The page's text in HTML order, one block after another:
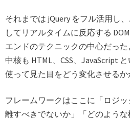
それまでは jQuery をフル活用し
してリアルタイムに反応する
エンドのテクニックの中心だっ
中核も HTML、CSS、JavaScript
使って見た目をどう変化させるか
フレームワークはここに「ロジ
離すべきでないか」「どのような